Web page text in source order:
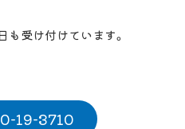
受け付けています。
19-3710